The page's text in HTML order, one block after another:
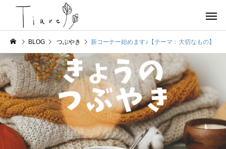
お店情報 ヨガ
BLOG つぶやき 新コーナー始めます♪【テーマ：大切なもの】